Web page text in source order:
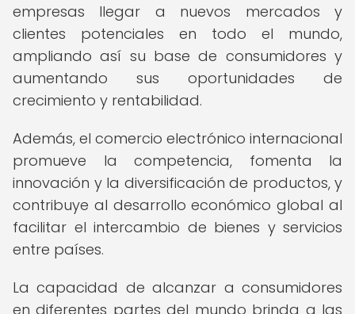
empresas llegar a nuevos mercados y
clientes potenciales en todo el mundo,
ampliando así su base de consumidores y
aumentando sus oportunidades de
crecimiento y rentabilidad.
Además, el comercio electrónico internacional
promueve la competencia, fomenta la
innovación y la diversificación de productos, y
contribuye al desarrollo económico global al
facilitar el intercambio de bienes y servicios
entre países.
La capacidad de alcanzar a consumidores
en diferentes partes del mundo brinda a las